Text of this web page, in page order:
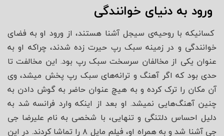
ورود به دنیای خوانندگی
کسانیکه با روحیه‌ی سیجل آشنا هستند، از ورود او به فضای
خوانندگی و در زمینه سبک رپ حیرت زده شدند، چراکه او به
عنوان یکی از مخالفان سرسخت سبک رپ بود. این مخالفت تا
حدی بود که اگر آهنگ و ترانه‌های سبک رپ پخش میشد، وی
آن مکان را ترک کرده و به هیچ عنوان حاضر به گوش دادن به
چنین آهنگ‌هایی نمیشد. او بعد از اینکه وارد فرانسه شد به
دلیل احساس دلتنگی و تنهایی، با شخصی به نام علیرضا جی
جی آشنا شد و به همراه او، فیلم مایل ۸ را تماشا کردند. در این